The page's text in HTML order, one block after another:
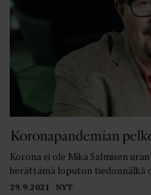
29.9.2021 NYT
Koronapandemian
Korona ei ole Mika Salmisen
herättämä loputon tiedonnälkä